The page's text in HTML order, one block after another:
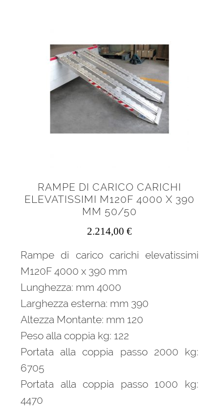
RAMPE DI CARICO CARICHI
ELEVATISSIMI M120F 4000 X 390
MM 50/50
2.214,00 €
Rampe di carico carichi elevatissimi
M120F 4000 x 390 mm
Lunghezza: mm 4000
Larghezza esterna: mm 390
Altezza Montante: mm 120
Peso alla coppia kg: 122
Portata alla coppia passo 2000 kg:
6705
Portata alla coppia passo 1000 kg:
4470